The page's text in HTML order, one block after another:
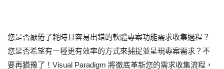
您是否厭倦了耗時且容易出錯的軟體專案功能需求收集過程？
您是否希望有一種更有效率的方式來捕捉並呈現專案需求？不
要再猶豫了！Visual Paradigm 將徹底革新您的需求收集流程，